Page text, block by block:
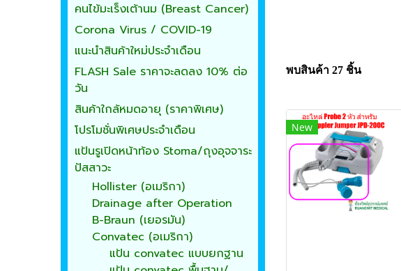
พบสินค้า 27 ชิ้น
New
คนไข้มะเร็งเต้านม (Breast Cancer)
Corona Virus / COVID-19
แนะนำสินค้าใหม่ประจำเดือน
FLASH Sale ราคาจะลดลง 10% ต่อ
วัน
สินค้าใกล้หมดอายุ (ราคาพิเศษ)
โปรโมชั่นพิเศษประจำเดือน
แป้นรูเปิดหน้าท้อง Stoma/ถุงอุจจาระ
ปัสสาวะ
Hollister (อเมริกา)
Drainage after Operation
B-Braun (เยอรมัน)
Convatec (อเมริกา)
แป้น convatec แบบยกฐาน